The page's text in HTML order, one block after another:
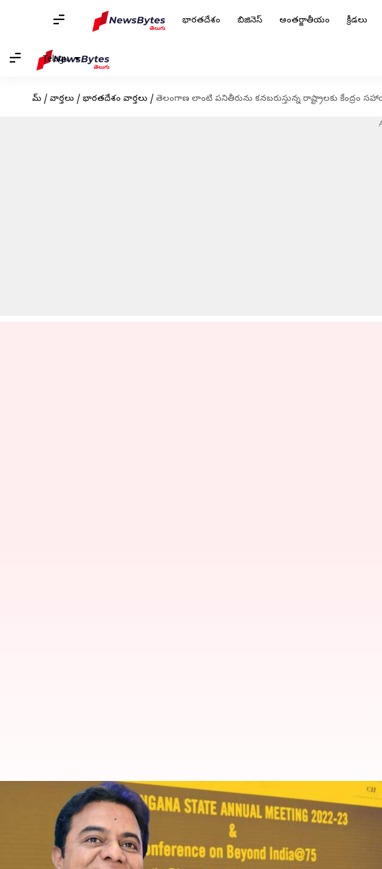
భారతదేశం బిజినెస్ అంతర్జాతీయం క్రీడలు
Telugu
హోమ్ / వార్తలు / భారతదేశం వార్తలు / తెలంగాణ లాంటి పనితీరును కనబరుస్తున్న రాష్ట్రాలకు కేంద్రం
తెలంగాణ లాంటి పనితీరును కనబరుస్తున్న
Mar 07, 2023 05:55 pm
ఈ వార్తాకథనం ఏంటి